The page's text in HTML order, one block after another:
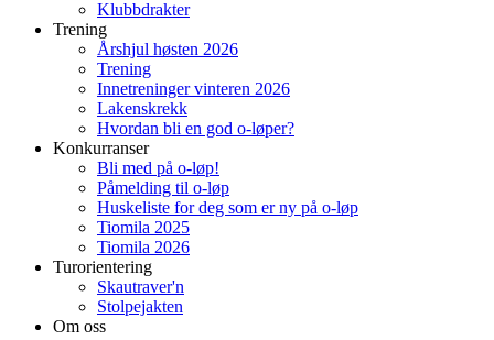
Klubbdrakter
Trening
Årshjul høsten 2026
Trening
Innetreninger vinteren 2026
Lakenskrekk
Hvordan bli en god o-løper?
Konkurranser
Bli med på o-løp!
Påmelding til o-løp
Huskeliste for deg som er ny på o-løp
Tiomila 2025
Tiomila 2026
Turorientering
Skautraver'n
Stolpejakten
Om oss